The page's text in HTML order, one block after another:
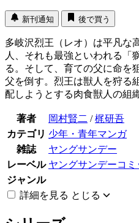
新刊通知 後で買う
多岐沢烈王（レオ）は平凡な
人、それも最強といわれる「
る。そして、育ての父に命を
父を倒す。烈王は獣人を狩る
配しようとする肉食獣人の組
著者 岡村賢二 /梶研吾
カテゴリ 少年・青年マンガ
雑誌
ヤングサンデー
レーベル ヤングサンデーコミ
ジャンル
詳細を見る とじる